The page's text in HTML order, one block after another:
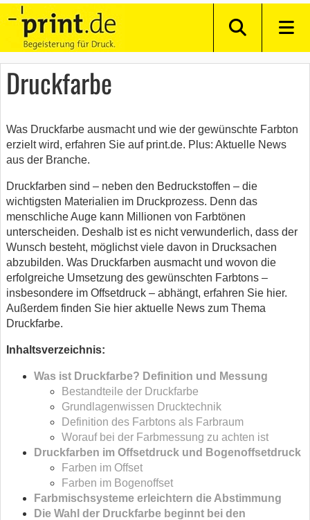
Druckfarbe
Was Druckfarbe ausmacht und wie der gewünschte Farbton
erzielt wird, erfahren Sie auf print.de. Plus: Aktuelle News
aus der Branche.
Druckfarben sind – neben den Bedruckstoffen – die
wichtigsten Materialien im Druckprozess. Denn das
menschliche Auge kann Millionen von Farbtönen
unterscheiden. Deshalb ist es nicht verwunderlich, dass der
Wunsch besteht, möglichst viele davon in Drucksachen
abzubilden. Was Druckfarben ausmacht und wovon die
erfolgreiche Umsetzung des gewünschten Farbtons –
insbesondere im Offsetdruck – abhängt, erfahren Sie hier.
Außerdem finden Sie hier aktuelle News zum Thema
Druckfarbe.
Inhaltsverzeichnis:
Was ist Druckfarbe? Definition und Messung
Bestandteile der Druckfarbe
Grundlagenwissen Drucktechnik
Definition des Farbtons als Farbraum
Worauf bei der Farbmessung zu achten ist
Druckfarben im Offsetdruck und Bogenoffsetdruck
Farben im Offset
Farben im Bogenoffset
Farbmischsysteme erleichtern die Abstimmung
Die Wahl der Druckfarbe beginnt bei den